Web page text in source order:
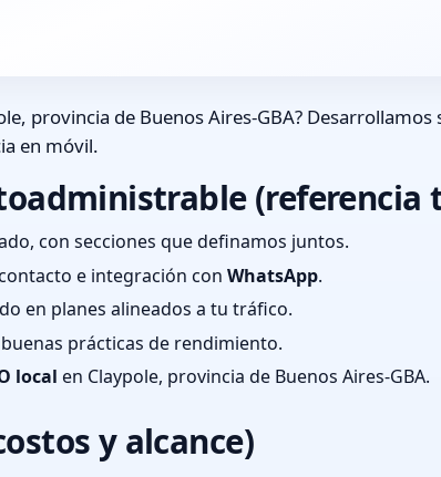
provincia de Buenos Aires-GBA? Desarrollamos
en móvil.
(referencia
con secciones que definamos juntos.
e integración con WhatsApp.
en planes alineados a tu tráfico.
prácticas de rendimiento.
local en Claypole, provincia de Buenos Aires-GBA.
y alcance)